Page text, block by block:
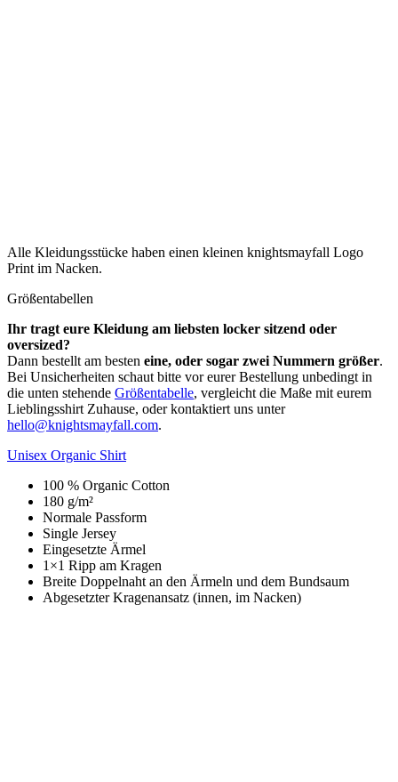
Alle Kleidungsstücke haben einen kleinen knightsmayfall Logo
Print im Nacken.
Größentabellen
Ihr tragt eure Kleidung am liebsten locker sitzend oder
oversized?
Dann bestellt am besten eine, oder sogar zwei Nummern größer.
Bei Unsicherheiten schaut bitte vor eurer Bestellung unbedingt in
die unten stehende Größentabelle, vergleicht die Maße mit eurem
Lieblingsshirt Zuhause, oder kontaktiert uns unter
hello@knightsmayfall.com.
Unisex Organic Shirt
100 % Organic Cotton
180 g/m²
Normale Passform
Single Jersey
Eingesetzte Ärmel
1×1 Ripp am Kragen
Breite Doppelnaht an den Ärmeln und dem Bundsaum
Abgesetzter Kragenansatz (innen, im Nacken)